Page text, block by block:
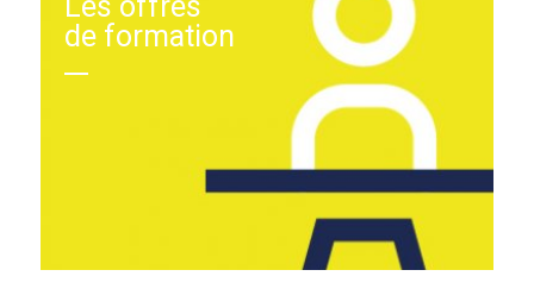
Les offres
de formation